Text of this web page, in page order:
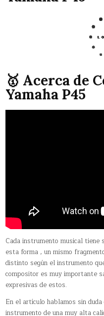
🥇 Acerca de
Yamaha P45
Cada instrumento musical
esta forma , un mismo
distinto según el instrumento
compositor es muy importante
expresivas de estos.
En el artículo hablamos sin
instrumento de una muy alta